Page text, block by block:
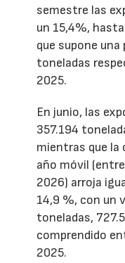
semestre las
un 15,4%,
que supone una
toneladas
2025.
En junio, las
357.194
mientras que la
año móvil
2026) arroja
14,9 %, con un
toneladas,
comprendido
2025.